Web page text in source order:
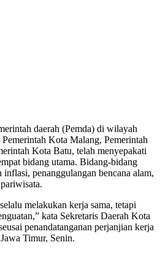
daerah (Pemda) di wilayah
Kota Malang, Pemerintah
Kota Batu, telah menyepakati
bidang utama. Bidang-bidang
inflasi, penanggulangan bencana alam,
melakukan kerja sama, tetapi
kata Sekretaris Daerah Kota
penandatanganan perjanjian kerja
Timur, Senin.